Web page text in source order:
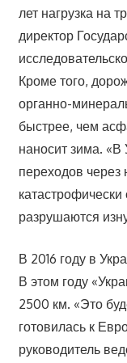
лет нагрузка на
директор
Кроме того,
органно-
быстрее, чем
наносит зима. «В
переходов через
разрушаются
В 2016 году в
В этом году
2500 км. «Это
готовилась к
руководитель